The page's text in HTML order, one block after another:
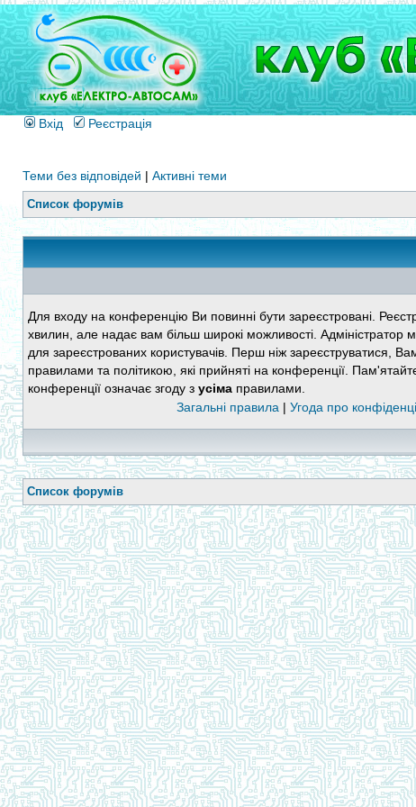
Вхід Реєстрація
Теми без відповідей | Активні теми
Список форумів
Для входу на конференцію Ви повинні бути зареєстровані.
хвилин, але надає вам більш широкі можливості. Адміністратор
для зареєстрованих користувачів. Перш ніж зареєструватися,
правилами та політикою, які прийняті на конференції.
конференції означає згоду з усіма правилами.
Загальні правила | Угода про
Список форумів